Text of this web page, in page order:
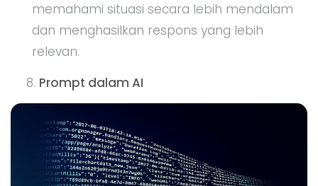
memahami situasi secara lebih mendalam
dan menghasilkan respons yang lebih
relevan.
Prompt dalam AI